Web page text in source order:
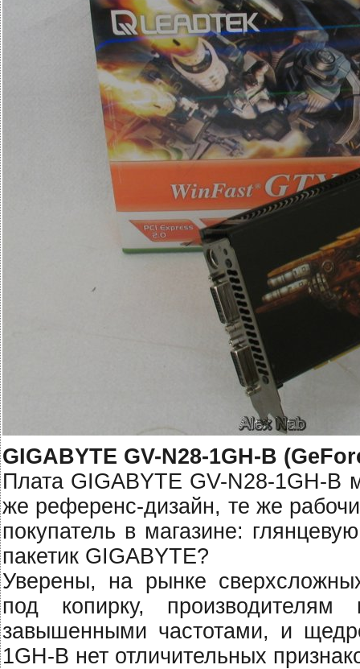
GIGABYTE GV-N28-1GH-B
Плата GIGABYTE GV-N28-1GH-B
же референс-дизайн, те же
покупатель в магазине:
пакетик GIGABYTE?
Уверены, на рынке
под копирку,
завышенными частотами, и
1GH-B нет отличительных